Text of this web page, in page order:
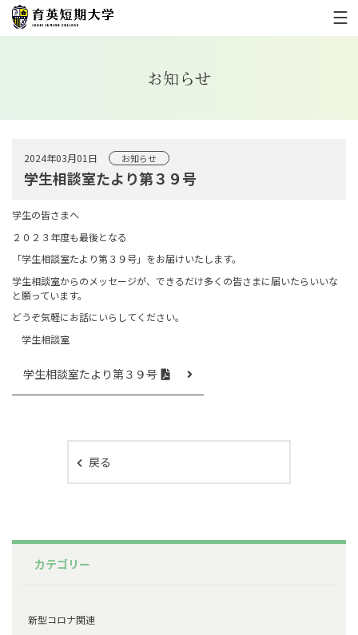
お知らせ
学生相談室たより第３９号
2024年03月01日 お知らせ
学生の皆さまへ
２０２３年度も最後となる
「学生相談室たより第３９号」をお届けいたします。
学生相談室からのメッセージが、できるだけ多くの皆さまに届いたらいいな
と願っています。
どうぞ気軽にお話にいらしてください。
学生相談室
学生相談室たより第３９号
戻る
カテゴリー
新型コロナ関連